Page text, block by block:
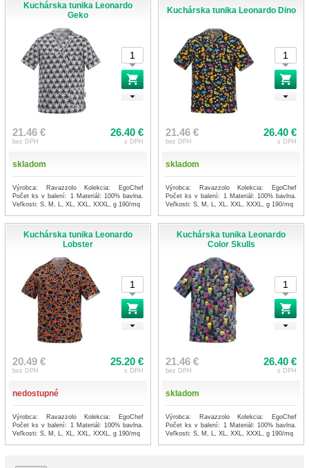
Kuchárska tunika Leonardo
Geko
21.46 €
bez DPH
26.40 €
s DPH
skladom
Výrobca: Ravazzolo Kolekcia: EgoChef
Počet ks v balení: 1 Materiál: 100% bavlna.
Veľkosti: S, M, L, XL, XXL, XXXL, g 190/mq
Kuchárska tunika Leonardo Dino
21.46 €
bez DPH
26.40 €
s DPH
skladom
Výrobca: Ravazzolo Kolekcia: EgoChef
Počet ks v balení: 1 Materiál: 100% bavlna.
Veľkosti: S, M, L, XL, XXL, XXXL, g 190/mq
Kuchárska tunika Leonardo
Lobster
20.49 €
bez DPH
25.20 €
s DPH
nedostupné
Výrobca: Ravazzolo Kolekcia: EgoChef
Počet ks v balení: 1 Materiál: 100% bavlna.
Veľkosti: S, M, L, XL, XXL, XXXL, g 190/mq
Kuchárska tunika Leonardo
Color Skulls
21.46 €
bez DPH
26.40 €
s DPH
skladom
Výrobca: Ravazzolo Kolekcia: EgoChef
Počet ks v balení: 1 Materiál: 100% bavlna.
Veľkosti: S, M, L, XL, XXL, XXXL, g 190/mq